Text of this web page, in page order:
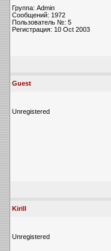
Группа: Admin
Сообщений: 1972
Пользователь №: 5
Регистрация: 10 Oct 2003
Guest
Unregistered
Kirill
Unregistered